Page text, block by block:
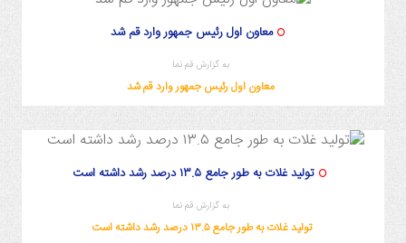
معاون اول رئیس جمهور وارد قم شد
به گزارش قم نما
معاون اول رئیس جمهور وارد قم شد
تولید غلات به طور جامع ۱۳.۵ درصد رشد داشته است
به گزارش قم نما
تولید غلات به طور جامع ۱۳.۵ درصد رشد داشته است